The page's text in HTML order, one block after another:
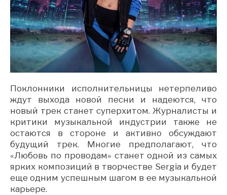
Поклонники исполнительницы нетерпеливо
ждут выхода новой песни и надеются, что
новый трек станет суперхитом. Журналисты и
критики музыкальной индустрии также не
остаются в стороне и активно обсуждают
будущий трек. Многие предполагают, что
«Любовь по проводам» станет одной из самых
ярких композиций в творчестве Sergia и будет
еще одним успешным шагом в ее музыкальной
карьере.